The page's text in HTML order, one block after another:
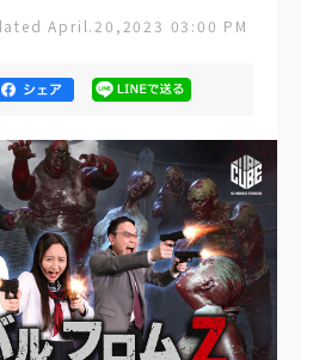
April.20,2023 03:00 PM